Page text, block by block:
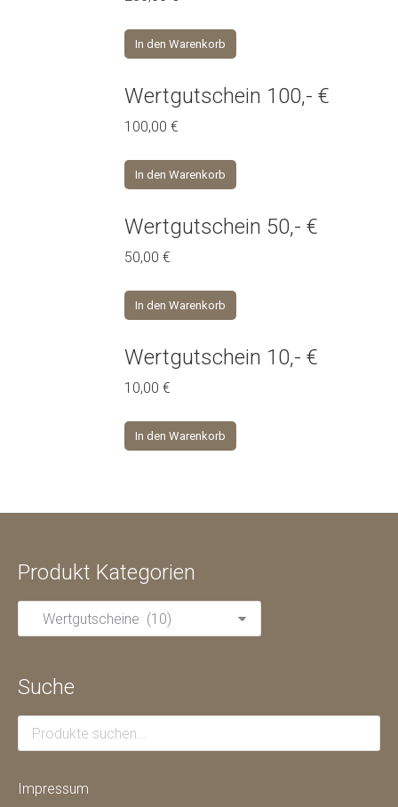
In den Warenkorb
Wertgutschein 100,- €
100,00 €
In den Warenkorb
Wertgutschein 50,- €
50,00 €
In den Warenkorb
Wertgutschein 10,- €
10,00 €
In den Warenkorb
Produkt Kategorien
Suche
Impressum